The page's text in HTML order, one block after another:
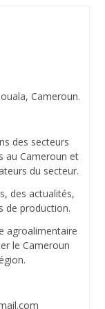
Cameroun.
des secteurs
au Cameroun et
du secteur.
des actualités,
de production.
agroalimentaire
le Cameroun